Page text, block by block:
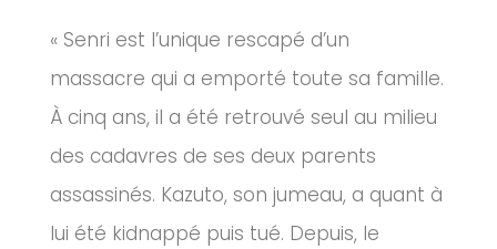
« Senri est l’unique rescapé d’un
massacre qui a emporté toute sa famille.
À cinq ans, il a été retrouvé seul au milieu
des cadavres de ses deux parents
assassinés. Kazuto, son jumeau, a quant à
lui été kidnappé puis tué. Depuis, le